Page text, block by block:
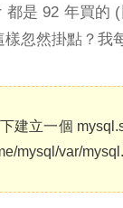
是 92 年買的
忽然掛點？我
建立一個
mysql/var/